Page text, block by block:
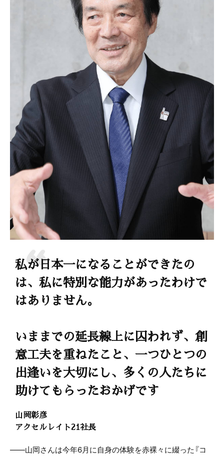
私が日本一になることができたの
は、私に特別な能力があったわけで
はありません。
いままでの延長線上に囚われず、創
意工夫を重ねたこと、一つひとつの
出逢いを大切にし、多くの人たちに
助けてもらったおかげです
山岡彰彦
アクセルレイト21社長
――山岡さんは今年6月に自身の体験を赤裸々に綴った『コ